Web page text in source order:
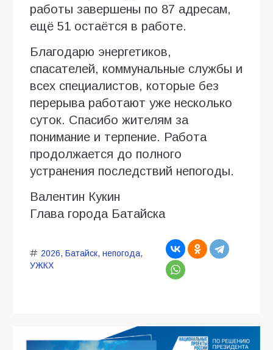
работы завершены по 87 адресам,
ещё 51 остаётся в работе.
Благодарю энергетиков,
спасателей, коммунальные службы и
всех специалистов, которые без
перерыва работают уже несколько
суток. Спасибо жителям за
понимание и терпение. Работа
продолжается до полного
устранения последствий непогоды.
Валентин Кукин
Глава города Батайска
2026, Батайск, непогода,
УЖКХ